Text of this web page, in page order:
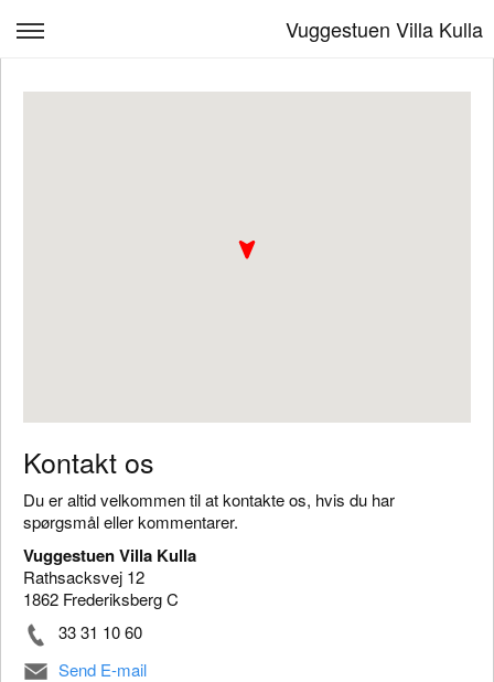
Vuggestuen Villa Kulla
Kontakt os
Du er altid velkommen til at kontakte os, hvis du har
spørgsmål eller kommentarer.
Vuggestuen Villa Kulla
Rathsacksvej 12
1862 Frederiksberg C
33 31 10 60
Send E-mail